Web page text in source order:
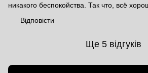
никакого беспокойства. Так что, всё
Відповісти
Ще 5 відгуків